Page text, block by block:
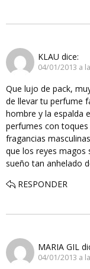
KLAU dice:
04/01/2013 a
Que lujo de pack,
de llevar tu perfume
hombre y la espalda
perfumes con
fragancias
que los reyes magos
sueño tan anhelado
RESPONDER
MARIA GIL
04/01/2013 a